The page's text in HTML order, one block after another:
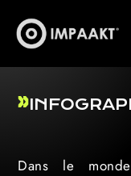
Dans le